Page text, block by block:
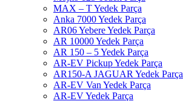
MAX – T Yedek Parça
Anka 7000 Yedek Parça
AR06 Yebere Yedek Parça
AR 10000 Yedek Parça
AR 150 – 5 Yedek Parça
AR-EV Pickup Yedek Parça
AR150-A JAGUAR Yedek Parça
AR-EV Van Yedek Parça
AR-EV Yedek Parça